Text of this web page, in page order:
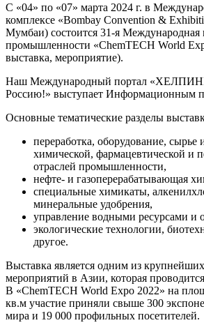
С «04» по «07» марта 2024 г. в
комплексе «Bombay Convention &
Мумбаи) состоится 31-я Международная
промышленности «ChemTECH World
выставка, мероприятие).
Наш Международный портал
Россию!» выступает Информационным
Основные тематические разделы
переработка, оборудование, сырье
химической, фармацевтической и
отраслей промышленности,
нефте- и газоперерабатывающая
специальные химикаты,
минеральные удобрения,
управление водными ресурсами и
экологические технологии,
другое.
Выставка является одним из
мероприятий в Азии, которая
В «ChemTECH World Expo 2022» на
кв.м участие приняли свыше 300
мира и 19 000 профильных посетителей.